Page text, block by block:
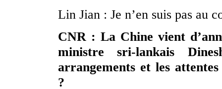
Lin Jian : Je n’en suis pas au
CNR : La Chine vient
ministre sri-lankais
arrangements et les
?